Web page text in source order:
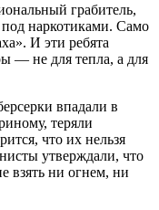
грабитель,
наркотиками. Само
И эти ребята
— не для тепла, а для
впадали в
теряли
что их нельзя
утверждали, что
взять ни огнем, ни